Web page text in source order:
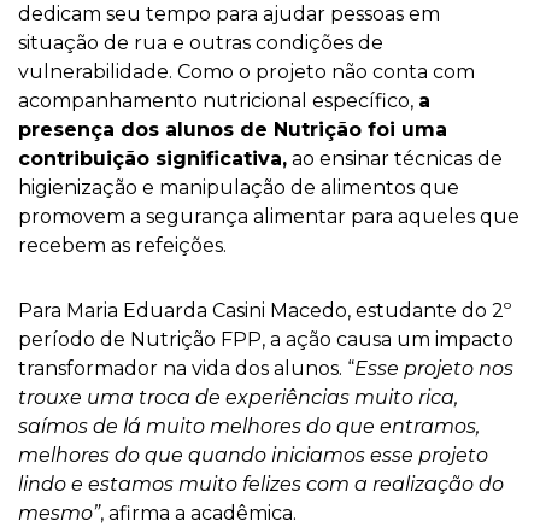
dedicam seu tempo para ajudar pessoas em
situação de rua e outras condições de
vulnerabilidade. Como o projeto não conta com
acompanhamento nutricional específico, a
presença dos alunos de Nutrição foi uma
contribuição significativa, ao ensinar técnicas de
higienização e manipulação de alimentos que
promovem a segurança alimentar para aqueles que
recebem as refeições.
Para Maria Eduarda Casini Macedo, estudante do 2º
período de Nutrição FPP, a ação causa um impacto
transformador na vida dos alunos. “Esse projeto nos
trouxe uma troca de experiências muito rica,
saímos de lá muito melhores do que entramos,
melhores do que quando iniciamos esse projeto
lindo e estamos muito felizes com a realização do
mesmo”, afirma a acadêmica.